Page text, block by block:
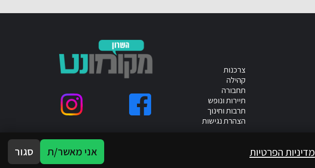
צרכנות
קהילה
תחבורה
תיירות ונופש
תרבות וחינוך
הצהרת נגישות
מדיניות הפרטיות אני מאשר/ת סגור